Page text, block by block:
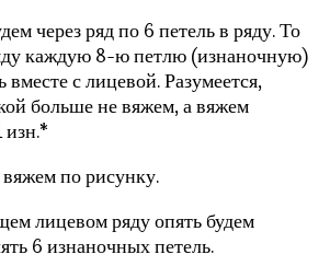
через ряд по 6 петель в ряду. То
каждую 8-ю петлю (изнаночную)
вместе с лицевой. Разумеется,
больше не вяжем, а вяжем
изн.*
по рисунку.
лицевом ряду опять будем
6 изнаночных петель.